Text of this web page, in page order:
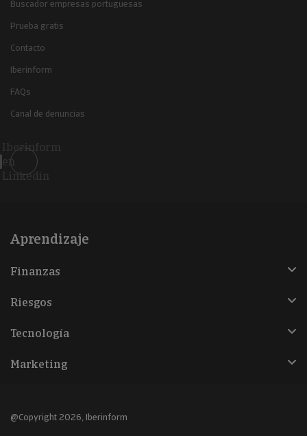
Buscador empresas portuguesas
Prueba gratis
Contacto
Iberinform
FAQs
Canal de denuncias
Iberinform
en
Linkedin
Aprendizaje
Finanzas
Riesgos
Tecnología
Marketing
@Copyright 2026, Iberinform